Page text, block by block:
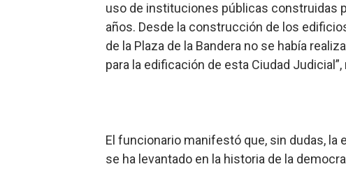
uso de instituciones públicas construidas
años. Desde la construcción de los
de la Plaza de la Bandera no se había
para la edificación de esta Ciudad
El funcionario manifestó que, sin dudas, la
se ha levantado en la historia de la